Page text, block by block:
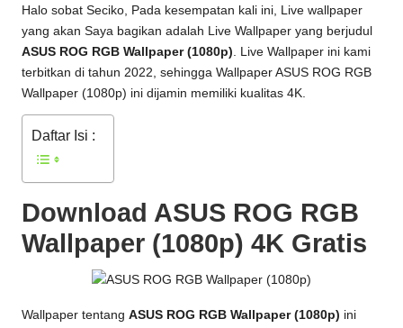
Halo sobat Seciko, Pada kesempatan kali ini, Live wallpaper
yang akan Saya bagikan adalah Live Wallpaper yang berjudul
ASUS ROG RGB Wallpaper (1080p). Live Wallpaper ini kami
terbitkan di tahun 2022, sehingga Wallpaper ASUS ROG RGB
Wallpaper (1080p) ini dijamin memiliki kualitas 4K.
Daftar Isi :
Download ASUS ROG RGB
Wallpaper (1080p) 4K Gratis
Wallpaper tentang ASUS ROG RGB Wallpaper (1080p) ini